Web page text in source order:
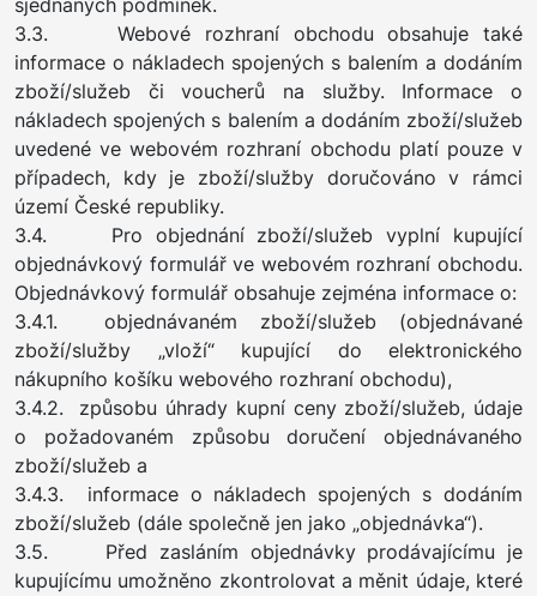
sjednaných podmínek.
3.3. Webové rozhraní obchodu obsahuje také
informace o nákladech spojených s balením a dodáním
zboží/služeb či voucherů na služby. Informace o
nákladech spojených s balením a dodáním zboží/služeb
uvedené ve webovém rozhraní obchodu platí pouze v
případech, kdy je zboží/služby doručováno v rámci
území České republiky.
3.4. Pro objednání zboží/služeb vyplní kupující
objednávkový formulář ve webovém rozhraní obchodu.
Objednávkový formulář obsahuje zejména informace o:
3.4.1. objednávaném zboží/služeb (objednávané
zboží/služby „vloží“ kupující do elektronického
nákupního košíku webového rozhraní obchodu),
3.4.2. způsobu úhrady kupní ceny zboží/služeb, údaje
o požadovaném způsobu doručení objednávaného
zboží/služeb a
3.4.3. informace o nákladech spojených s dodáním
zboží/služeb (dále společně jen jako „objednávka“).
3.5. Před zasláním objednávky prodávajícímu je
kupujícímu umožněno zkontrolovat a měnit údaje, které